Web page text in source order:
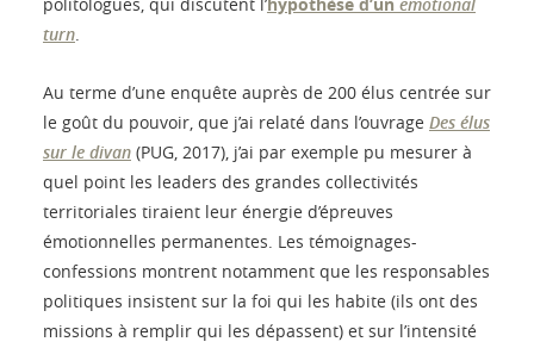
politologues, qui discutent l’hypothèse d’un emotional
turn.
Au terme d’une enquête auprès de 200 élus centrée sur
le goût du pouvoir, que j’ai relaté dans l’ouvrage Des élus
sur le divan (PUG, 2017), j’ai par exemple pu mesurer à
quel point les leaders des grandes collectivités
territoriales tiraient leur énergie d’épreuves
émotionnelles permanentes. Les témoignages-
confessions montrent notamment que les responsables
politiques insistent sur la foi qui les habite (ils ont des
missions à remplir qui les dépassent) et sur l’intensité